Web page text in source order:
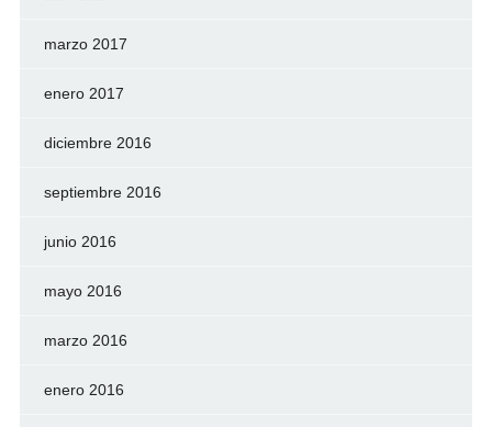
marzo 2017
enero 2017
diciembre 2016
septiembre 2016
junio 2016
mayo 2016
marzo 2016
enero 2016